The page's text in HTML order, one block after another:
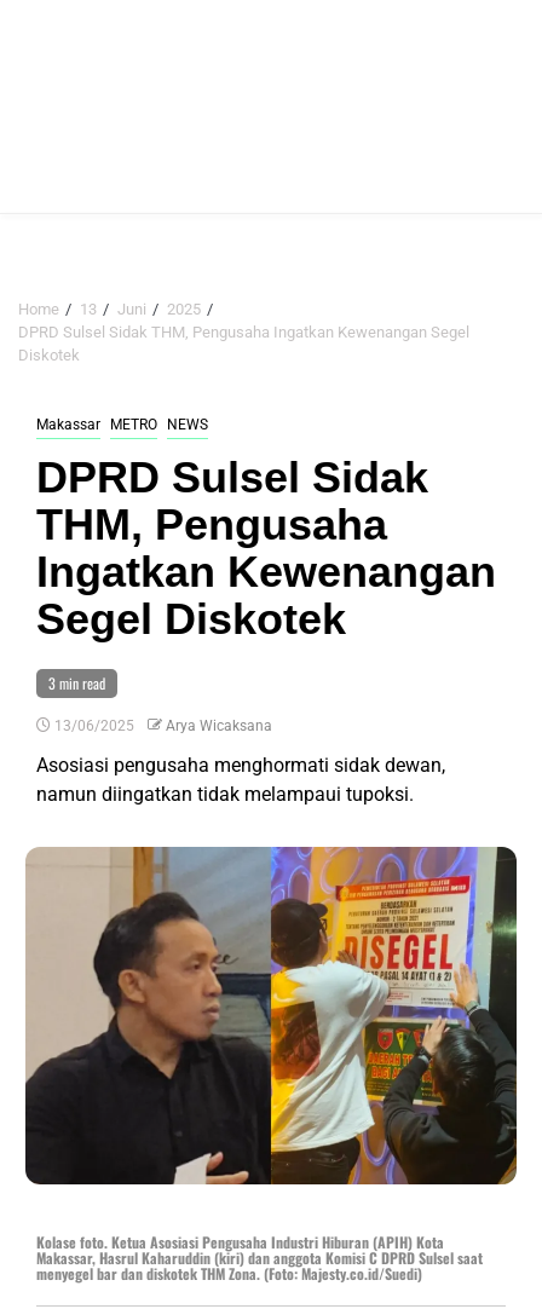
Home 13 Juni
2025
DPRD Sulsel Sidak THM, Pengusaha Ingatkan Kewenangan Segel
Diskotek
Makassar METRO NEWS
DPRD Sulsel Sidak
THM, Pengusaha
Ingatkan Kewenangan
Segel Diskotek
3 min read
13/06/2025 Arya Wicaksana
Asosiasi pengusaha menghormati sidak dewan,
namun diingatkan tidak melampaui tupoksi.
Kolase foto. Ketua Asosiasi Pengusaha Industri Hiburan (APIH) Kota
Makassar, Hasrul Kaharuddin (kiri) dan anggota Komisi C DPRD Sulsel saat
menyegel bar dan diskotek THM Zona. (Foto: Majesty.co.id/Suedi)